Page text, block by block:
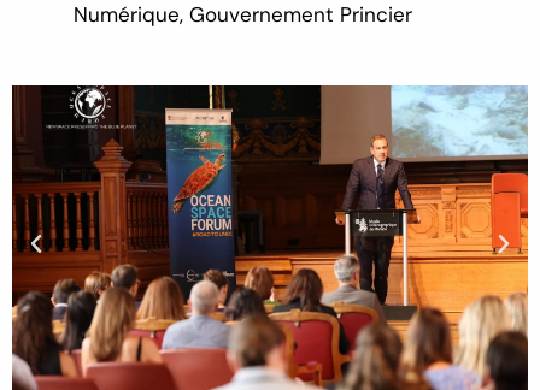
Numérique, Gouvernement Princier